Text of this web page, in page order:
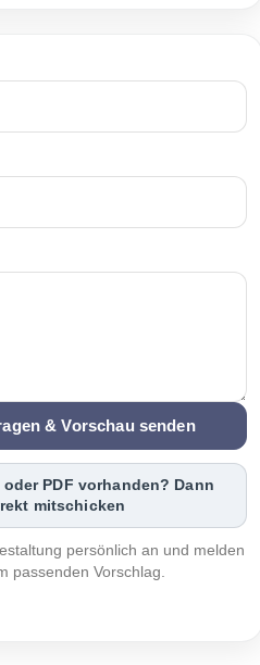
& Vorschau senden
PDF vorhanden? Dann
mitschicken
persönlich an und melden
passenden Vorschlag.